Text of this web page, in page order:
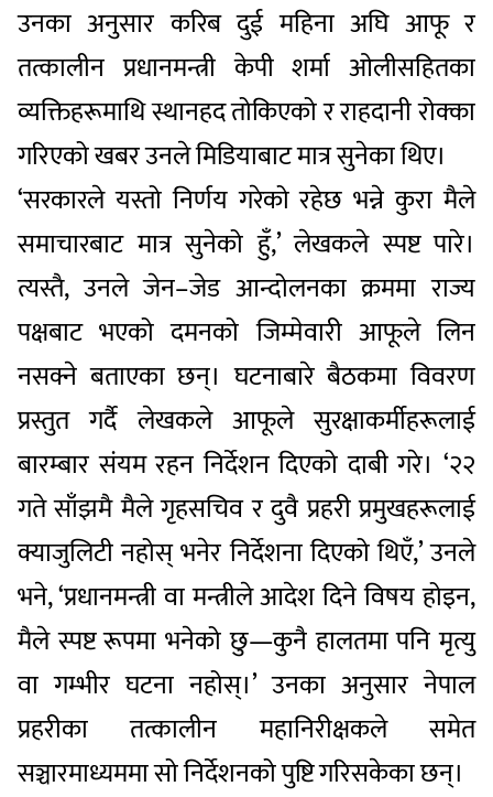
उनका अनुसार करिब दुई महिना अघि आफू र
तत्कालीन प्रधानमन्त्री केपी शर्मा ओलीसहितका
व्यक्तिहरूमाथि स्थानहद तोकिएको र राहदानी रोक्का
गरिएको खबर उनले मिडियाबाट मात्र सुनेका थिए।
‘सरकारले यस्तो निर्णय गरेको रहेछ भन्ने कुरा मैले
समाचारबाट मात्र सुनेको हुँ,’ लेखकले स्पष्ट पारे।
त्यस्तै, उनले जेन–जेड आन्दोलनका क्रममा राज्य
पक्षबाट भएको दमनको जिम्मेवारी आफूले लिन
नसक्ने बताएका छन्। घटनाबारे बैठकमा विवरण
प्रस्तुत गर्दै लेखकले आफूले सुरक्षाकर्मीहरूलाई
बारम्बार संयम रहन निर्देशन दिएको दाबी गरे। ‘२२
गते साँझमै मैले गृहसचिव र दुवै प्रहरी प्रमुखहरूलाई
क्याजुलिटी नहोस् भनेर निर्देशना दिएको थिएँ,’ उनले
भने, ‘प्रधानमन्त्री वा मन्त्रीले आदेश दिने विषय होइन,
मैले स्पष्ट रूपमा भनेको छु—कुनै हालतमा पनि मृत्यु
वा गम्भीर घटना नहोस्।’ उनका अनुसार नेपाल
प्रहरीका तत्कालीन महानिरीक्षकले समेत
सञ्चारमाध्यममा सो निर्देशनको पुष्टि गरिसकेका छन्।